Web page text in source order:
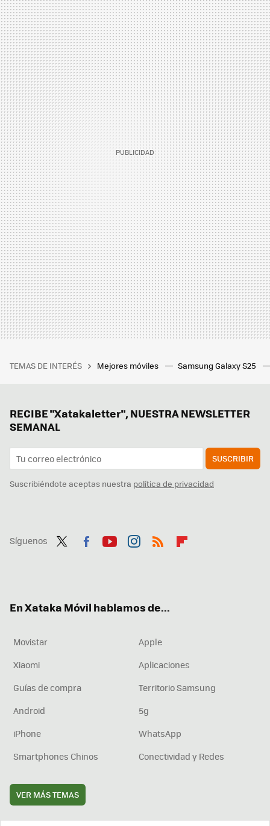
TEMAS DE INTERÉS Mejores móviles Samsung Galaxy S25
RECIBE "Xatakaletter", NUESTRA NEWSLETTER
SEMANAL
SUSCRIBIR
Suscribiéndote aceptas nuestra política de privacidad
Síguenos
En Xataka Móvil hablamos de...
Movistar
Apple
Xiaomi
Aplicaciones
Guías de compra
Territorio Samsung
Android
5g
iPhone
WhatsApp
Smartphones Chinos
Conectividad y Redes
VER MÁS TEMAS